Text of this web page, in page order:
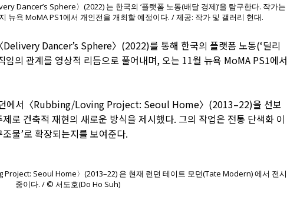
Dancer’s Sphere〉(2022) 는 한국의 ‘플랫폼 노동(배달 경제)’을 탐구한다. 작가는
뉴욕 MoMA PS1에서 개인전을 개최할 예정이다. / 제공: 작가 및 갤러리 현대.
Delivery Dancer’s Sphere〉(2022)를 통해 한국의 플랫폼 노동(‘딜리
임의 관계를 영상적 리듬으로 풀어내며, 오는 11월 뉴욕 MoMA PS1에서
에서〈Rubbing/Loving Project: Seoul Home〉(2013–22)을 선보
로 건축적 재현의 새로운 방식을 제시했다. 그의 작업은 전통 단색화 이
물’로 확장되는지를 보여준다.
Seoul Home〉(2013–22) 은 현재 런던 테이트 모던(Tate Modern) 에서 전시
중이다. / © 서도호(Do Ho Suh)